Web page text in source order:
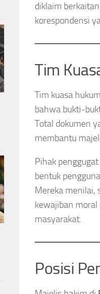
diklaim
korespondensi
Tim
Tim kuasa
bahwa bukti-
Total dokumen
membantu
Pihak
bentuk
Mereka menilai,
kewajiban
masyarakat.
Posisi